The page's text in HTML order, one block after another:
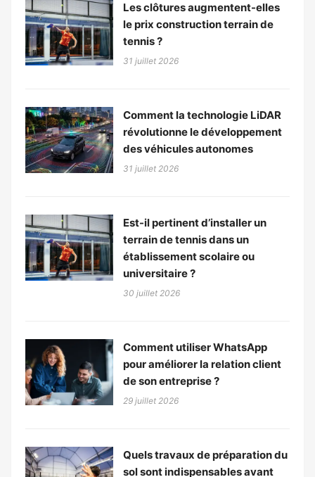
Les clôtures augmentent-elles
le prix construction terrain de
tennis ?
31 juillet 2026
Comment la technologie LiDAR
révolutionne le développement
des véhicules autonomes
31 juillet 2026
Est-il pertinent d’installer un
terrain de tennis dans un
établissement scolaire ou
universitaire ?
30 juillet 2026
Comment utiliser WhatsApp
pour améliorer la relation client
de son entreprise ?
29 juillet 2026
Quels travaux de préparation du
sol sont indispensables avant